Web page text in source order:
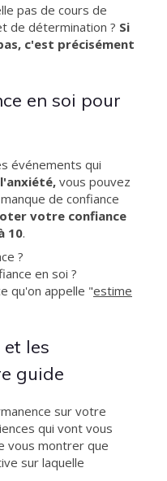
pas de cours de
de détermination ? Si
c'est précisément
en soi pour
événements qui
vous pouvez
de confiance
votre confiance
10.
?
en soi ?
qu'on appelle "estime
les
guide
sur votre
qui vont vous
vous montrer que
sur laquelle